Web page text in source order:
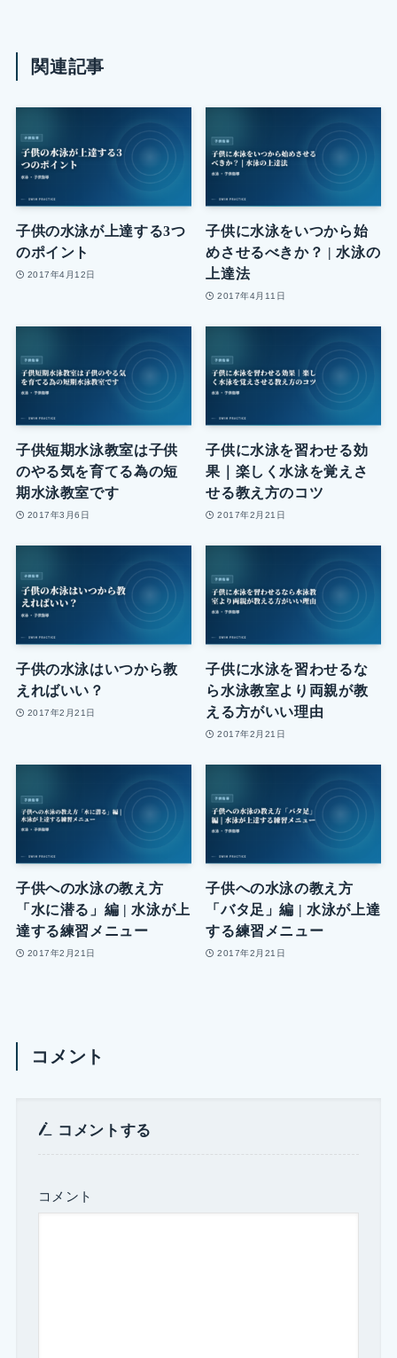
関連記事
子供の水泳が上達する3つ
のポイント
2017年4月12日
子供に水泳をいつから始
めさせるべきか？ | 水泳の
上達法
2017年4月11日
子供短期水泳教室は子供
のやる気を育てる為の短
期水泳教室です
2017年3月6日
子供に水泳を習わせる効
果｜楽しく水泳を覚えさ
せる教え方のコツ
2017年2月21日
子供の水泳はいつから教
えればいい？
2017年2月21日
子供に水泳を習わせるな
ら水泳教室より両親が教
える方がいい理由
2017年2月21日
子供への水泳の教え方
「水に潜る」編 | 水泳が上
達する練習メニュー
2017年2月21日
子供への水泳の教え方
「バタ足」編 | 水泳が上達
する練習メニュー
2017年2月21日
コメント
コメントする
コメント